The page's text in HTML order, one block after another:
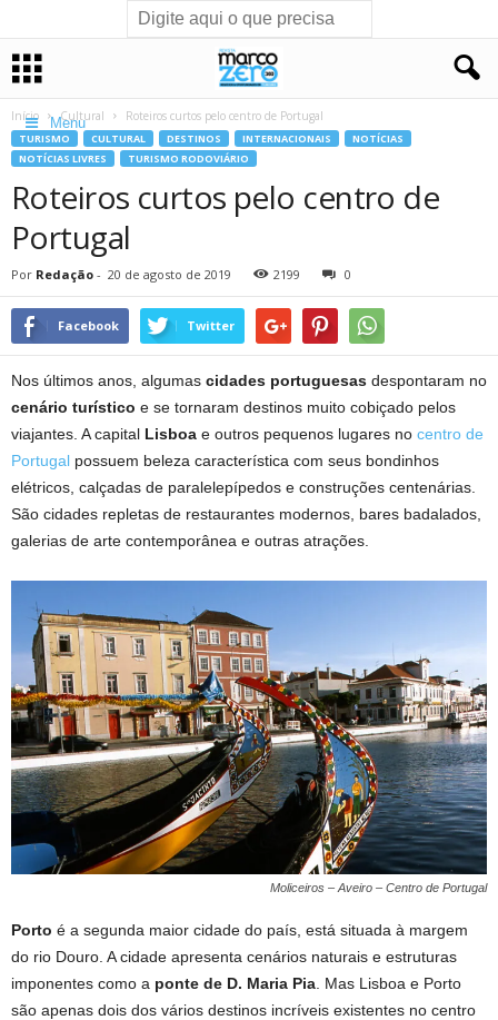
Menu
Início Cultural Roteiros curtos pelo centro de Portugal
TURISMO CULTURAL DESTINOS INTERNACIONAIS
NOTÍCIAS
NOTÍCIAS LIVRES
TURISMO RODOVIÁRIO
Roteiros curtos pelo centro de
Portugal
Por Redação - 20 de agosto de 2019 2199 0
Facebook Twitter
Nos últimos anos, algumas cidades portuguesas despontaram no
cenário turístico e se tornaram destinos muito cobiçado pelos
viajantes. A capital Lisboa e outros pequenos lugares no centro de
Portugal possuem beleza característica com seus bondinhos
elétricos, calçadas de paralelepípedos e construções centenárias.
São cidades repletas de restaurantes modernos, bares badalados,
galerias de arte contemporânea e outras atrações.
Moliceiros – Aveiro – Centro de Portugal
Porto é a segunda maior cidade do país, está situada à margem
do rio Douro. A cidade apresenta cenários naturais e estruturas
imponentes como a ponte de D. Maria Pia . Mas Lisboa e Porto
são apenas dois dos vários destinos incríveis existentes no centro